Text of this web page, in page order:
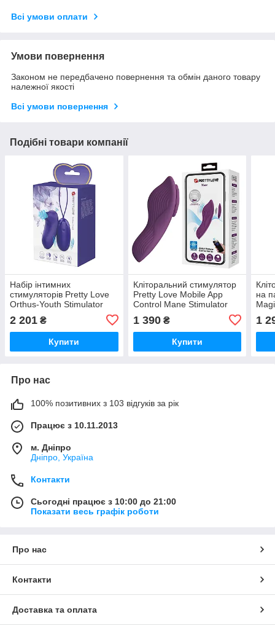
Всі умови оплати
Умови повернення
Законом не передбачено повернення та обмін даного товару
належної якості
Всі умови повернення
Подібні товари компанії
Набір інтимних
стимуляторів Pretty Love
Orthus-Youth Stimulator
2 201 ₴
Купити
Кліторальний стимулятор
Pretty Love Mobile App
Control Mane Stimulator
1 390₴
Купити
на
1
Про нас
100% позитивних з 103 відгуків за рік
Працює з 10.11.2013
м. Дніпро
Дніпро, Україна
Контакти
Сьогодні працює з 10:00 до 21:00
Показати весь графік роботи
Про нас
Контакти
Доставка та оплата